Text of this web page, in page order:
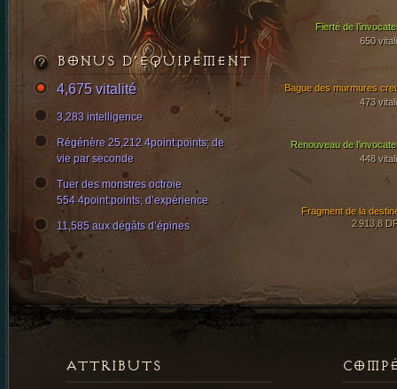
Fierté de
650
Renouveau de
448
Fragment de la
2 913,8
Bague des murmures
473
BONUS D’ÉQUIPEMENT
4,675 vitalité
3,283 intelligence
Régénère 25,212 4point:points; de
vie par seconde
Tuer des monstres octroie
554 4point:points; d’expérience
11,585 aux dégâts d’épines
ATTRIBUTS